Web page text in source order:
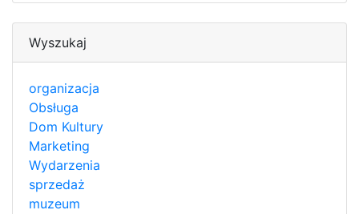
Wyszukaj
organizacja
Obsługa
Dom Kultury
Marketing
Wydarzenia
sprzedaż
muzeum